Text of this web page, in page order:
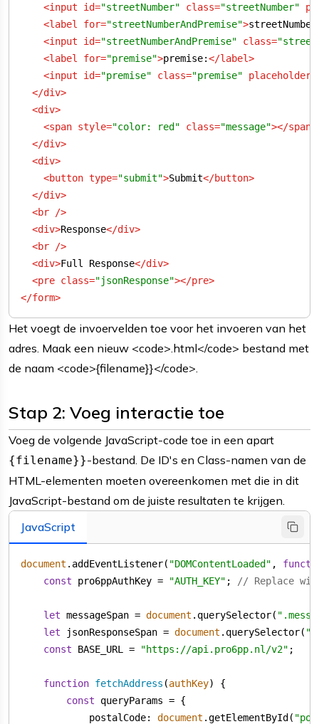
<input id="streetNumber" class="streetNumber"
<label for="streetNumberAndPremise">
<input id="streetNumberAndPremise" class=
<label for="premise">premise:</label>
<input id="premise" class="premise" placeholder
</div>
<div>
<span style="color: red" class="message"></span
</div>
<div>
<button type="submit">Submit</button>
</div>
<br />
<div>Response</div>
<br />
<div>Full Response</div>
<pre class="jsonResponse"></pre>
</form>
Het voegt de invoervelden toe voor het invoeren van het
adres. Maak een nieuw <code>.html</code> bestand met
de naam <code>{filename}}</code>.
Stap 2: Voeg interactie toe
Voeg de volgende JavaScript-code toe in een apart
{filename}}-bestand. De ID's en Class-namen van de
HTML-elementen moeten overeenkomen met die in dit
JavaScript-bestand om de juiste resultaten te krijgen.
JavaScript
document .addEventListener( "DOMContentLoaded" ,
const pro6ppAuthKey = "AUTH_KEY" ; // Replace
let messageSpan = document .querySelector(
let jsonResponseSpan = document .querySelector(
const BASE_URL = "https://api.pro6pp.nl/v2"
function fetchAddress (authKey)
const
postalCode: document .getElementById(